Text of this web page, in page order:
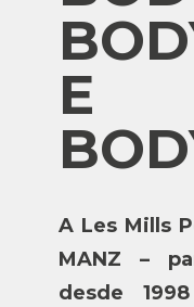
E
A Les Mills
MANZ –
desde